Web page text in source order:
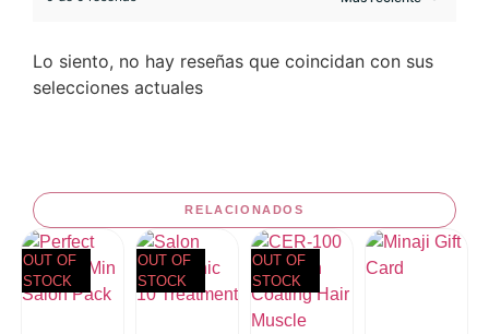
Lo siento, no hay reseñas que coincidan con sus
selecciones actuales
RELACIONADOS
OUT OF
STOCK
OUT OF
STOCK
OUT OF
STOCK